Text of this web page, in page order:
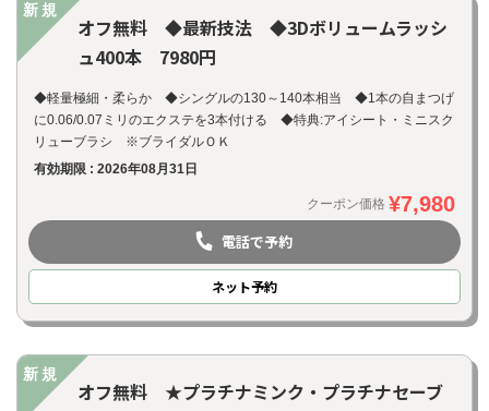
新規
オフ無料 ◆最新技法 ◆3Dボリュームラッシ
ュ400本 7980円
◆軽量極細・柔らか ◆シングルの130～140本相当 ◆1本の自まつげ
に0.06/0.07ミリのエクステを3本付ける ◆特典:アイシート・ミニスク
リューブラシ ※ブライダルＯＫ
有効期限 : 2026年08月31日
クーポン価格 ¥7,980
電話で予約
ネット予約
新規
オフ無料 ★プラチナミンク・プラチナセーブ